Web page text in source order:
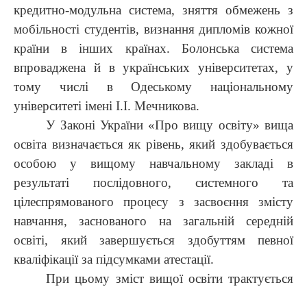
кредитно-модульна система, зняття обмежень з
мобільності студентів, визнання дипломів кожної
країни в інших країнах. Болонська система
впроваджена й в українських університетах, у
тому числі в Одеському національному
університеті імені І.І. Мечникова.
У Законі України «Про вищу освіту» вища
освіта визначається як рівень, який здобувається
особою у вищому навчальному закладі в
результаті послідовного, системного та
цілеспрямованого процесу з засвоєння змісту
навчання, заснованого на загальній середній
освіті, який завершується здобуттям певної
кваліфікації за підсумками атестації.
При цьому зміст вищої освіти трактується